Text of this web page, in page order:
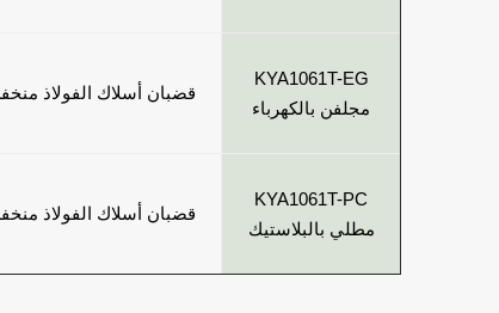
KYA1061T-EG
مجلفن بالكهرباء
قضبان أسلاك الفولاذ
KYA1061T-PC
مطلي بالبلاستيك
قضبان أسلاك الفولاذ